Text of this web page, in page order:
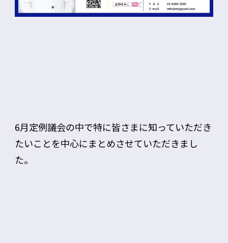
6月定例議会の中で特に皆さまに知っていただき
たいことを中心にまとめさせていただきまし
た。